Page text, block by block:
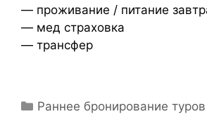
— проживание / питание
— мед страховка
— трансфер
Раннее бронирование